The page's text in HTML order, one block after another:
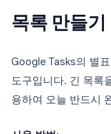
목록 만들기
Google Tasks의 별
도구입니다. 긴 목록
용하여 오늘 반드시